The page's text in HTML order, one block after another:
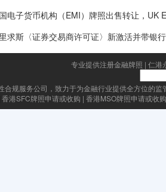
电子货币机构（EMI）牌照出售转让，
求斯〈证券交易商许可证〉新激活并带银
专业提供注册金融牌照 | 仁港
合规服务公司，致力于为金融行业提供全方位的
香港SFC牌照申请或收购 | 香港MSO牌照申请或收购